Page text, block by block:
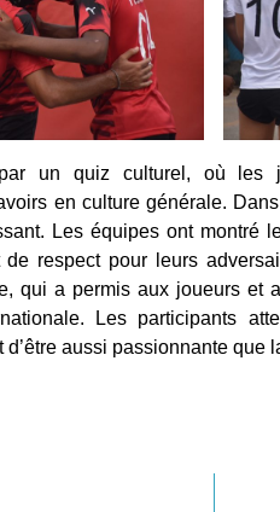
un quiz culturel, où les
en culture générale.
Les équipes ont montré
respect pour leurs
qui a permis aux joueurs et
Les participants
aussi passionnante que